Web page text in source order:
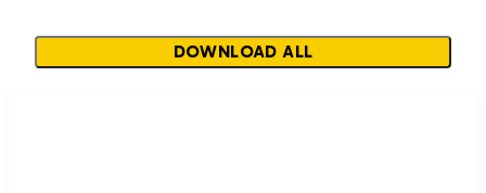
DOWNLOAD ALL